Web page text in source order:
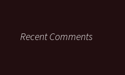
Recent Comments